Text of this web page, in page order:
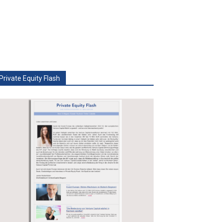
Equity Flash